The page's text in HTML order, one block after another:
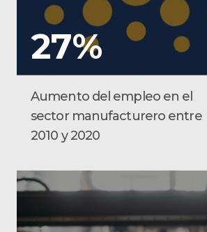
27%
Aumento del empleo en el
sector manufacturero entre
2010 y 2020